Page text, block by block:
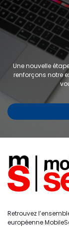
Accueil
Coque
RÉF : FW-
Étiquettes :
Une nouvelle
renforçons notre
Retrouvez
européenne